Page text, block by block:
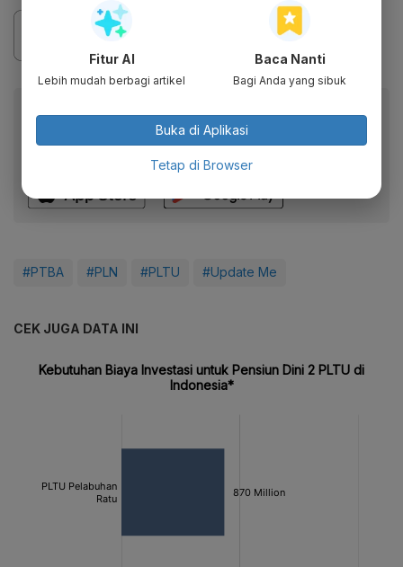
Dapatkan pengalaman membaca lebih nyaman dan nikmati
#PTBA #PLN #PLTU #Update Me
CEK JUGA DATA INI
Fitur AI
Lebih mudah berbagi artikel
Baca Nanti
Bagi Anda yang sibuk
Buka di Aplikasi
Tetap di Browser